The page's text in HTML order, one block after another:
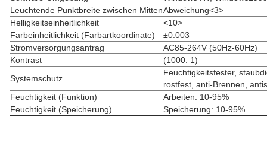
Leuchtende Punktbreite zwischen MittenAbweichung<3>
Helligkeitseinheitlichkeit
<10>
Farbeinheitlichkeit (Farbartkoordinate)
±0.003
Stromversorgungsantrag
AC85-264V (50Hz-60Hz)
Kontrast
(1000: 1)
Systemschutz
Feuchtigkeitsfester,
rostfest, anti-Brennen,
Feuchtigkeit (Funktion)
Arbeiten: 10-95%
Feuchtigkeit (Speicherung)
Speicherung: 10-95%